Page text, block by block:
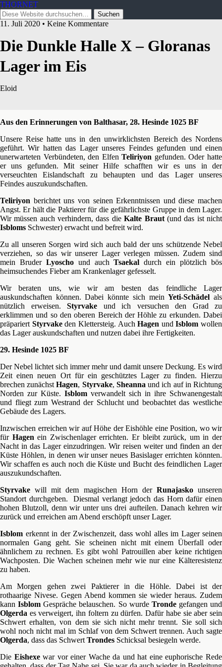
THORNET
11. Juli 2020 • Keine Kommentare
Die Dunkle Halle X – Gloranas
Lager im Eis
Eloid
Aus den Erinnerungen von Balthasar, 28. Hesinde 1025 BF
Unsere Reise hatte uns in den unwirklichsten Bereich des Nordens
geführt. Wir hatten das Lager unseres Feindes gefunden und einen
unerwarteten Verbündeten, den ElfenTeliriyon gefunden. Oder hatte
er uns gefunden. Mit seiner Hilfe schafften wir es uns in der
verseuchten Eislandschaft zu behaupten und das Lager unseres
Feindes auszukundschaften.
Teliriyon berichtet uns von seinen Erkenntnissen und diese machen
Angst. Er hält die Paktierer für die gefährlichste Gruppe in dem Lager.
Wir müssen auch verhindern, dass dieKalte Braut(und das ist nicht
Isbloms Schwester) erwacht und befreit wird.
Zu all unseren Sorgen wird sich auch bald der uns schützende Nebel
verziehen, so das wir unserer Lager verlegen müssen. Zudem sind
mein Bruder Lyoschound auchTsaekal durch ein plötzlich bös
heimsuchendes Fieber am Krankenlager gefesselt.
Wir beraten uns, wie wir am besten das feindliche Lager
auskundschaften können. Dabei könnte sich meinYeti-Schädel als
nützlich erweisen. Styrvake und ich versuchen den Grad zu
erklimmen und so den oberen Bereich der Höhle zu erkunden. Dabei
präpariert Styrvakeden Klettersteig. AuchHagen undIsblom wollen
das Lager auskundschaften und nutzen dabei ihre Fertigkeiten.
29. Hesinde 1025 BF
Der Nebel lichtet sich immer mehr und damit unsere Deckung. Es wird
Zeit einen neuen Ort für ein geschütztes Lager zu finden. Hierzu
brechen zunächstHagen, Styrvake, Sheanna und ich auf in Richtung
Norden zur Küste. Isblom verwandelt sich in ihre Schwanengestalt
und fliegt zum Westrand der Schlucht und beobachtet das westliche
Gebäude des Lagers.
Inzwischen erreichen wir auf Höhe der Eishöhle eine Position, wo wir
für Hagen ein Zwischenlager errichten. Er bleibt zurück, um in der
Nacht in das Lager einzudringen. Wir reisen weiter und finden an der
Küste Höhlen, in denen wir unser neues Basislager errichten könnten.
Wir schaffen es auch noch die Küste und Bucht des feindlichen Lager
auszukundschaften.
Styrvake will mit dem magischen Horn der Runajaskounseren
Standort durchgeben. Diesmal verlangt jedoch das Horn dafür einen
hohen Blutzoll, denn wir unter uns drei aufteilen. Danach kehren wir
zurück und erreichen am Abend erschöpft unser Lager.
Isblom erkennt in der Zwischenzeit, dass wohl alles im Lager seinen
normalen Gang geht. Sie scheinen nicht mit einem Überfall oder
ähnlichem zu rechnen. Es gibt wohl Patrouillen aber keine richtigen
Wachposten. Die Wachen scheinen mehr wie nur eine Kälteresistenz
zu haben.
Am Morgen gehen zwei Paktierer in die Höhle. Dabei ist der
rothaarige Nivese. Gegen Abend kommen sie wieder heraus. Zudem
kannIsblom Gespräche belauschen. So wurde Trondegefangen und
Olgerda es verweigert, ihn foltern zu dürfen. Dafür habe sie aber sein
Schwert erhalten, von dem sie sich nicht mehr trennt. Sie soll sich
wohl noch nicht mal im Schlaf von dem Schwert trennen. Auch sagte
Olgerda, dass das Schwert Trondes Schicksal besiegeln werde.
Die Eishexewar vor einer Wache da und hat eine euphorische Rede